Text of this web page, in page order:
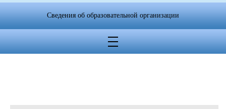
Сведения об образовательной организации